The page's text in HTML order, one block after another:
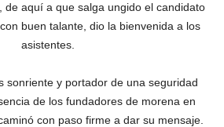
de aquí a que salga ungido el candidato
buen talante, dio la bienvenida a los
asistentes.
sonriente y portador de una seguridad
de los fundadores de morena en
con paso firme a dar su mensaje.